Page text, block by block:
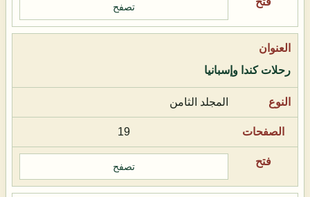
تصفح
رحلات كندا وإسبانيا
المجلد الثامن
19
تصفح